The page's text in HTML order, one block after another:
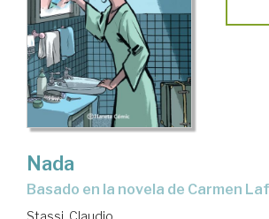
Nada
basado en la novela de Carmen
Stassi, Claudio